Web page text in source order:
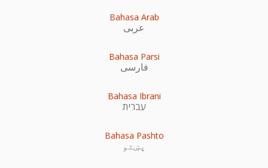
Bahasa Arab
عربى
Bahasa Parsi
فارسی
Bahasa Ibrani
עִברִית
Bahasa Pashto
پښتو